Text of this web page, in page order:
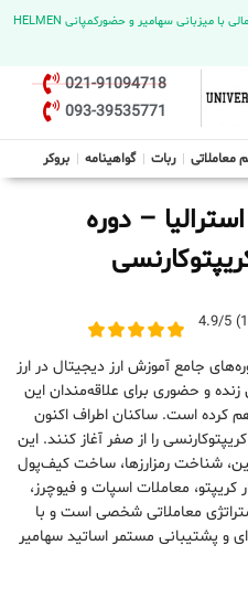
🔔 اطلاعیه : برگزاری سمینار بین المللی بازارهای مالی با میزبانی سهامیر و حضورکمپانی HELMEN
021-91094718
093-39535771
معاملاتی ربات گواهینامه بروکر
– دوره
جامع آموزش ارز دیجیتال در ارز
زنده و حضوری برای علاقه‌مندان این
کرده است. ساکنان اطراف اکنون
را از صفر آغاز کنند. این
شناخت رمزارزها، ساخت کیف‌پول
کریپتو، معاملات اسپات و فیوچرز،
معاملاتی شخصی است و با
و پشتیبانی مستمر اساتید سهامیر